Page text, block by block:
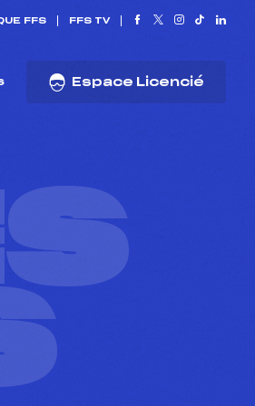
FFS FFS TV
Espace Licencié